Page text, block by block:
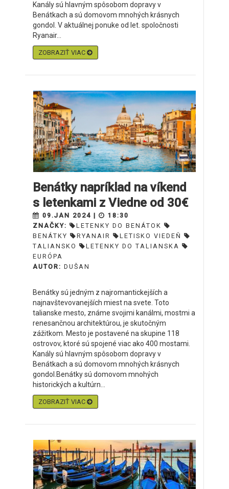
Kanály sú hlavným spôsobom dopravy v
Benátkach a sú domovom mnohých krásnych
gondol. V aktuálnej ponuke od let. spoločnosti
Ryanair...
ZOBRAZIŤ VIAC
Benátky napríklad na víkend
s letenkami z Viedne od 30€
09.JAN 2024 |
18:30
ZNAČKY:
LETENKY DO BENÁTOK
BENÁTKY
RYANAIR
LETISKO VIEDEŇ
TALIANSKO
LETENKY DO TALIANSKA
EURÓPA
AUTOR: DUŠAN
Benátky sú jedným z najromantickejších a
najnavštevovanejších miest na svete. Toto
talianske mesto, známe svojimi kanálmi, mostmi a
renesančnou architektúrou, je skutočným
zážitkom. Mesto je postavené na skupine 118
ostrovov, ktoré sú spojené viac ako 400 mostami.
Kanály sú hlavným spôsobom dopravy v
Benátkach a sú domovom mnohých krásnych
gondol.Benátky sú domovom mnohých
historických a kultúrn...
ZOBRAZIŤ VIAC